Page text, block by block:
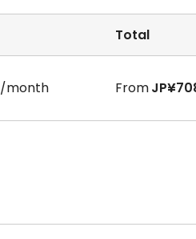
Total
/month From